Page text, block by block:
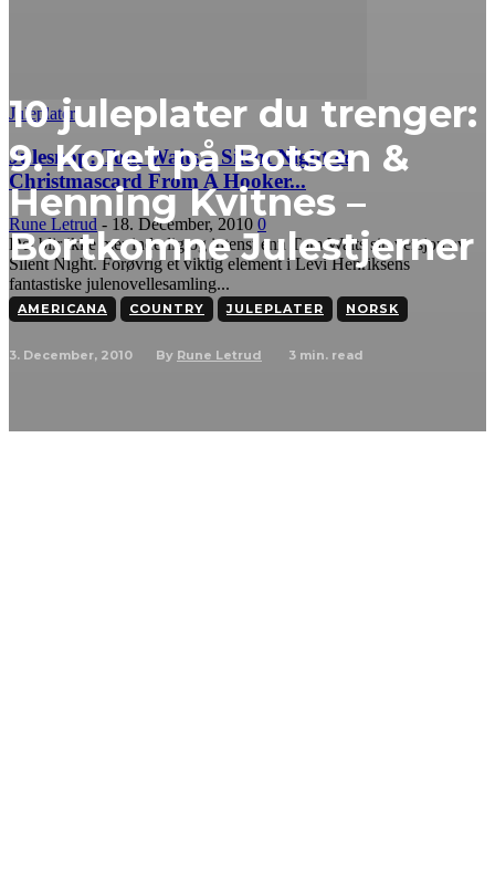
10 juleplater du trenger:
9. Koret på Botsen &
Henning Kvitnes –
Bortkomne Julestjerner
AMERICANA COUNTRY JULEPLATER NORSK
3. December, 2010 By Rune Letrud 3 min. read
Juleplater
Julesnop: Tom Waits – Silent Night &
Christmascard From A Hooker...
Rune Letrud - 18. December, 2010 0
Det blir ikke mer inderlig og intenst enn Tom Waits sin versjon av
Silent Night. Forøvrig et viktig element i Levi Henriksens
fantastiske julenovellesamling...